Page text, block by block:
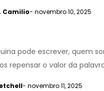
Camilio- novembro 10, 2025
pode escrever, quem
repensar o valor da
- novembro 11, 2025